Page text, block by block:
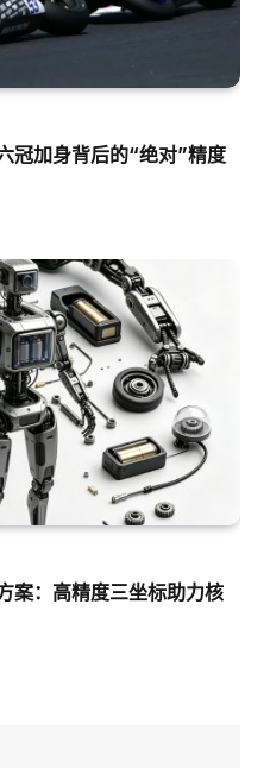
加身背后的“绝对”精度
案：高精度三坐标助力核